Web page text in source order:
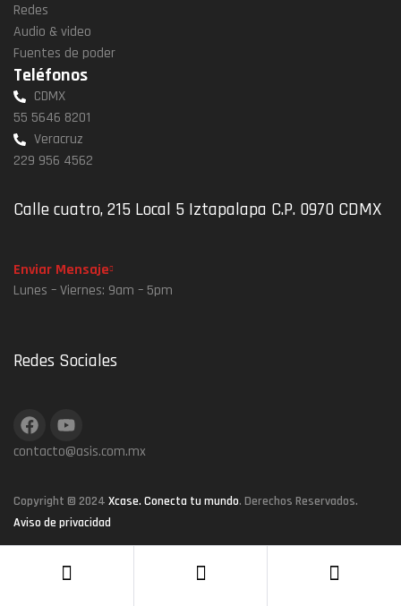
Redes
Audio & video
Fuentes de poder
Teléfonos
CDMX
55 5646 8201
Veracruz
229 956 4562
Calle cuatro, 215 Local 5 Iztapalapa C.P. 0970 CDMX
Enviar Mensaje
Lunes – Viernes: 9am – 5pm
Redes Sociales
contacto@asis.com.mx
Copyright © 2024 Xcase. Conecta tu mundo. Derechos Reservados.
Aviso de privacidad